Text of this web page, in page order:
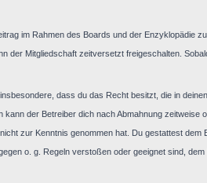
im Rahmen des Boards und der Enzyklopädie zu
der Mitgliedschaft zeitversetzt freigeschalten.
dass du das Recht besitzt, die in
der Betreiber dich nach Abmahnung zeitweise
zur Kenntnis genommen hat. Du gestattest dem
o. g. Regeln verstoßen oder geeignet sind,